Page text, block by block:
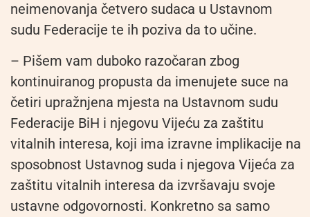
neimenovanja četvero sudaca u Ustavnom
sudu Federacije te ih poziva da to učine.
– Pišem vam duboko razočaran zbog
kontinuiranog propusta da imenujete suce na
četiri upražnjena mjesta na Ustavnom sudu
Federacije BiH i njegovu Vijeću za zaštitu
vitalnih interesa, koji ima izravne implikacije na
sposobnost Ustavnog suda i njegova Vijeća za
zaštitu vitalnih interesa da izvršavaju svoje
ustavne odgovornosti. Konkretno sa samo